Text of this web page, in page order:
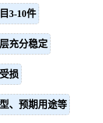
3-10件
充分稳定
损
、预期用途等